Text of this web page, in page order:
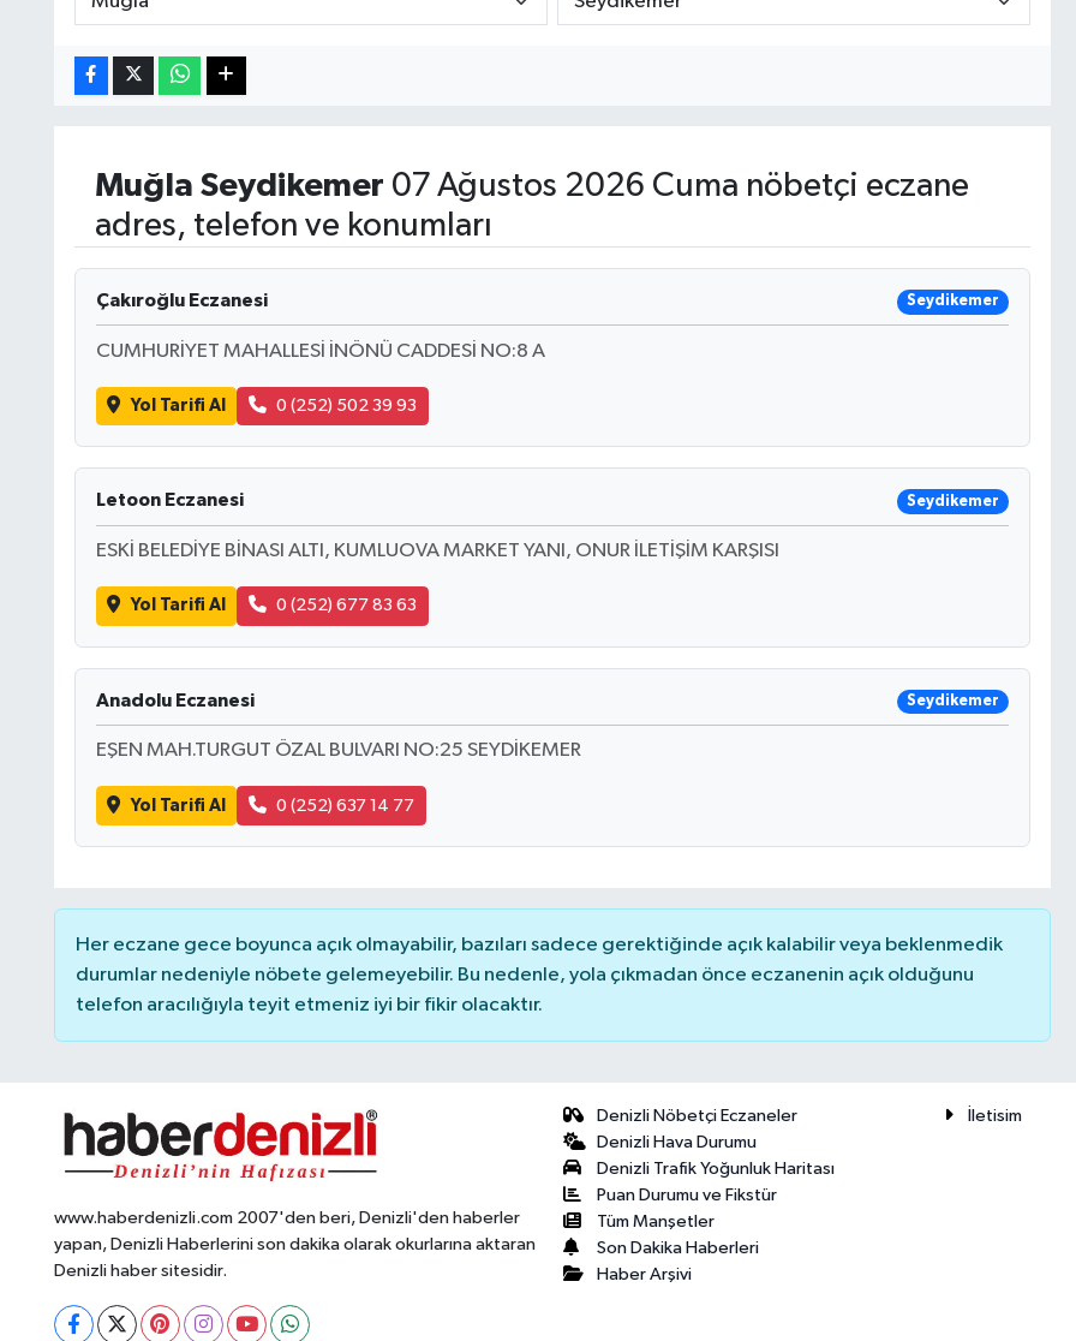
Muğla Seydikemer 07 Ağustos 2026 Cuma nöbetçi eczane
adres, telefon ve konumları
Çakıroğlu Eczanesi Seydikemer
CUMHURİYET MAHALLESİ İNÖNÜ CADDESİ NO:8 A
Yol Tarifi Al 0 (252) 502 39 93
Letoon Eczanesi Seydikemer
ESKİ BELEDİYE BİNASI ALTI, KUMLUOVA MARKET YANI, ONUR İLETİŞİM KARŞISI
Yol Tarifi Al 0 (252) 677 83 63
Anadolu Eczanesi Seydikemer
EŞEN MAH.TURGUT ÖZAL BULVARI NO:25 SEYDİKEMER
Yol Tarifi Al 0 (252) 637 14 77
Her eczane gece boyunca açık olmayabilir, bazıları sadece gerektiğinde açık kalabilir veya beklenmedik
durumlar nedeniyle nöbete gelemeyebilir. Bu nedenle, yola çıkmadan önce eczanenin açık olduğunu
telefon aracılığıyla teyit etmeniz iyi bir fikir olacaktır.
www.haberdenizli.com 2007'den beri, Denizli'den haberler
yapan, Denizli Haberlerini son dakika olarak okurlarına aktaran
Denizli haber sitesidir.
Denizli Nöbetçi Eczaneler
Denizli Hava Durumu
Denizli Trafik Yoğunluk Haritası
Puan Durumu ve Fikstür
Tüm Manşetler
Son Dakika Haberleri
Haber Arşivi
İletisim